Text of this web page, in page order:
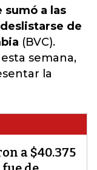
sumó a las
de
(BVC).
semana,
la
a $40.375